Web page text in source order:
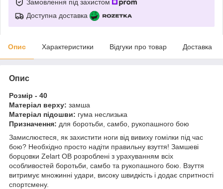
Замовлення під захистом
Доступна доставка
Опис Характеристики Відгуки про товар Доставка
Опис
Розмір - 40
Матеріал верху: замша
Матеріал підошви: гума неслизька
Призначення: для боротьби, самбо, рукопашного бою
Замислюєтеся, як захистити ноги від вивиху гомілки під час
бою? Необхідно просто надіти правильну взуття! Замшеві
борцовки Zelart OB розроблені з урахуванням всіх
особливостей боротьби, самбо та рукопашного бою. Взуття
витримує множинні удари, високу швидкість і додає спритності
спортсмену.